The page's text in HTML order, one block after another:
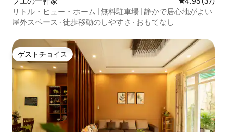
リトル・ヒュー・ホーム | 無料駐車場 | 静かで居心地がよい
屋外スペース · 徒歩移動のしやすさ · おもてなし
ゲストチョイス
ゲストチョイス